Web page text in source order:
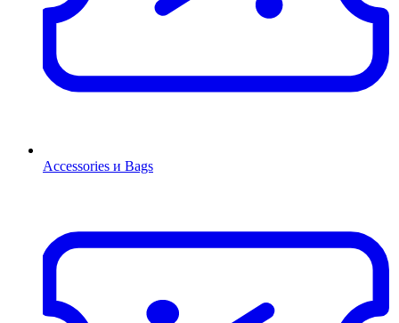
Accessories и Bags